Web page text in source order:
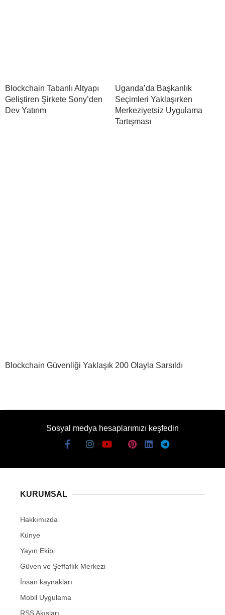
Blockchain Tabanlı Altyapı
Geliştiren Şirkete Sony’den
Dev Yatırım
Uganda’da Başkanlık
Seçimleri Yaklaşırken
Merkeziyetsiz Uygulama
Tartışması
Blockchain Güvenliği Yaklaşık 200 Olayla Sarsıldı
Sosyal medya hesaplarımızı keşfedin
KURUMSAL
Hakkımızda
Künye
Yayın Ekibi
Güven ve Şeffaflık Merkezi
İnsan kaynakları
Mobil Uygulama
RSS Akışları